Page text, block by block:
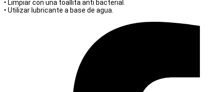
• Limpiar con una toallita anti bacterial.
• Utilizar lubricante a base de agua.